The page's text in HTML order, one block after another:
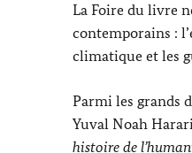
La Foire du livre
contemporains :
climatique et les
Parmi les grands
Yuval Noah
histoire de